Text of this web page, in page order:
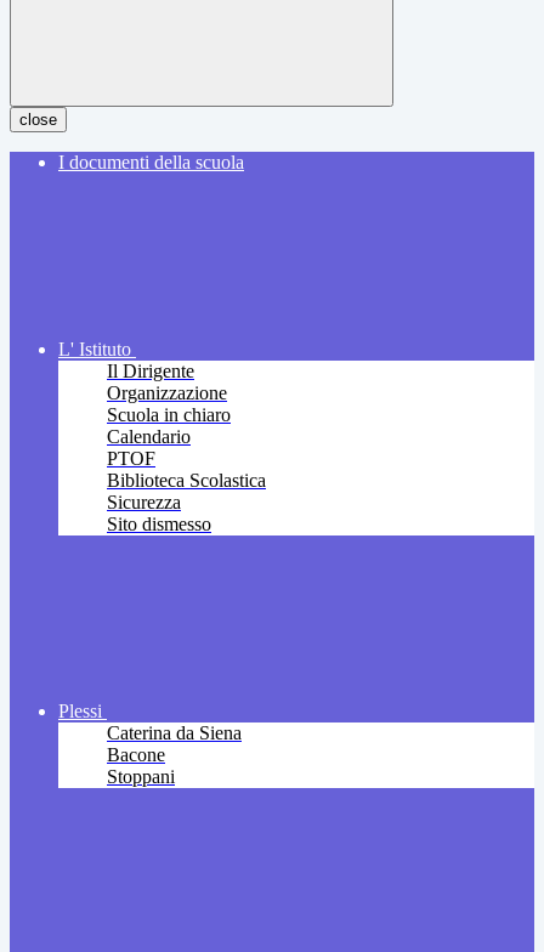
close
I documenti della scuola
L' Istituto
Il Dirigente
Organizzazione
Scuola in chiaro
Calendario
PTOF
Biblioteca Scolastica
Sicurezza
Sito dismesso
Plessi
Caterina da Siena
Bacone
Stoppani